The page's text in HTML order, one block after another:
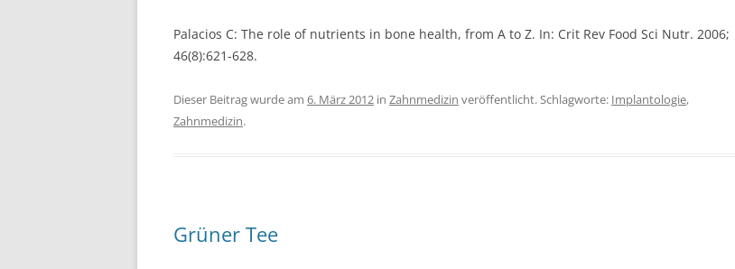
Palacios C: The role of nutrients in bone health, from A to Z. In: Crit Rev Food Sci Nutr. 2006;
46(8):621-628.
Dieser Beitrag wurde am 6. März 2012 in Zahnmedizin veröffentlicht. Schlagworte: Implantologie,
Zahnmedizin.
Grüner Tee